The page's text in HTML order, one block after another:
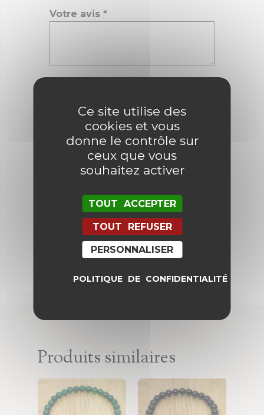
Votre avis *
et mon site dans le navigateur
pour mon prochain commentaire.
Produits similaires
Ce site utilise des
cookies et vous
donne le contrôle sur
ceux que vous
souhaitez activer
TOUT ACCEPTER
TOUT REFUSER
PERSONNALISER
POLITIQUE DE CONFIDENTIALITÉ